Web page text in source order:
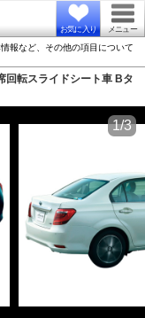
お気に入り メニュー
報など、その他の項目について
回転スライドシート車 Bタ
1/3